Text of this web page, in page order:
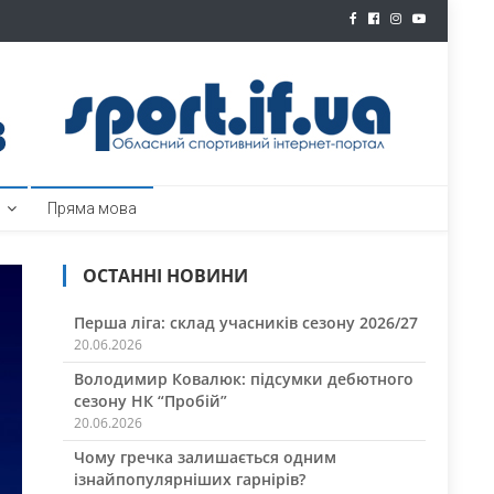
Пряма мова
ОСТАННІ НОВИНИ
Перша ліга: склад учасників сезону 2026/27
20.06.2026
Володимир Ковалюк: підсумки дебютного
сезону НК “Пробій”
20.06.2026
Чому гречка залишається одним
ізнайпопулярніших гарнірів?